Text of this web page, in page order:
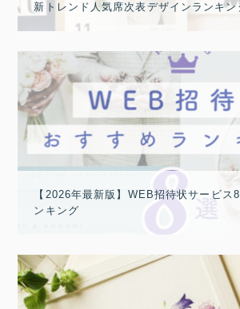
新トレンド人気席次表デザインランキン
【2026年最新版】WEB招待状サービス
ンキング